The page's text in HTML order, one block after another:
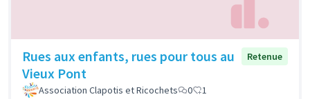
Rues aux enfants, rues pour tous au
Vieux Pont
Retenue
Association Clapotis et Ricochets 0 1